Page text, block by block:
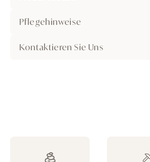
Pflegehinweise
Kontaktieren Sie Uns